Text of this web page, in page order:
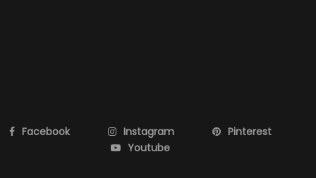
Facebook Instagram
Pinterest
Youtube